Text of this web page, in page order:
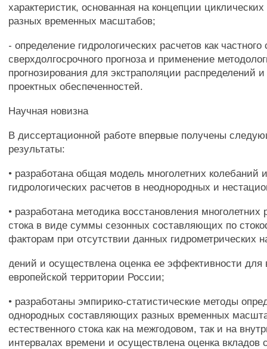
характеристик, основанная на концепции
разных временных масштабов;
- определение гидрологических расчетов как частного
сверхдолгосрочного прогноза и применение
прогнозирования для экстраполяции распределений
проектных обеспеченностей.
Научная новизна
В диссертационной работе впервые получены
результаты:
• разработана общая модель многолетних колебаний
гидрологических расчетов в неоднородных и
• разработана методика восстановления многолетних
стока в виде суммы сезонных составляющих по
факторам при отсутствии данных гидрометрических
дений и осуществлена оценка ее эффективности для
европейской территории России;
• разработаны эмпирико-статистические методы
однородных составляющих разных временных
естественного стока как на межгодовом, так и на
интервалах времени и осуществлена оценка